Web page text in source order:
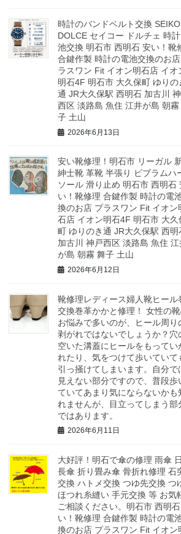
時計のバンドベルト交換 SEIKO
DOLCE セイコー ドルチェ 時
池交換 明石市 西明石 安い！靴
合鍵作製 時計の電池交換のお
ラスワン Fit イオン明石店 イオ
明石4F 明石市 大久保町 ゆりの
通 JR大久保駅 西明石 加古川
西区 淡路島 魚住 江井が島 朝霧
子 土山
2026年6月13日
安い靴修理！明石市 リーガル
紳士靴 革靴 半張り ビブラムハ
ソール 滑り止め 明石市 西明石
い！靴修理 合鍵作製 時計の電
換のお店 プラスワン Fit イオン
石店 イオン明石4F 明石市 大久
町 ゆりのき通 JR大久保駅 西明
加古川 神戸西区 淡路島 魚住 江
が島 朝霧 舞子 土山
2026年6月12日
靴修理レディース婦人靴ヒール
交換巻革かかと修理！ 女性の
お悩みで多いのが、ヒール周り
剥がれではないでしょうか？穴
空いた溝蓋にヒールをもってい
れたり、気をつけて歩いていて
引っ掻けてしまいます。自分で
見えない部分ですので、普段歩
ていてあまり気にならないかも
れませんが、目立ってしまう部
ではあります。
2026年6月11日
大好評！明石で傘の修理 雨傘
長傘 折り畳み傘 骨折れ修理 石
交換 ハトメ交換 つゆ先交換 つ
ほつれ糸縫い 手元交換 等 お気
ご相談ください。明石市 西明
い！靴修理 合鍵作製 時計の電
換のお店 プラスワン Fit イオン